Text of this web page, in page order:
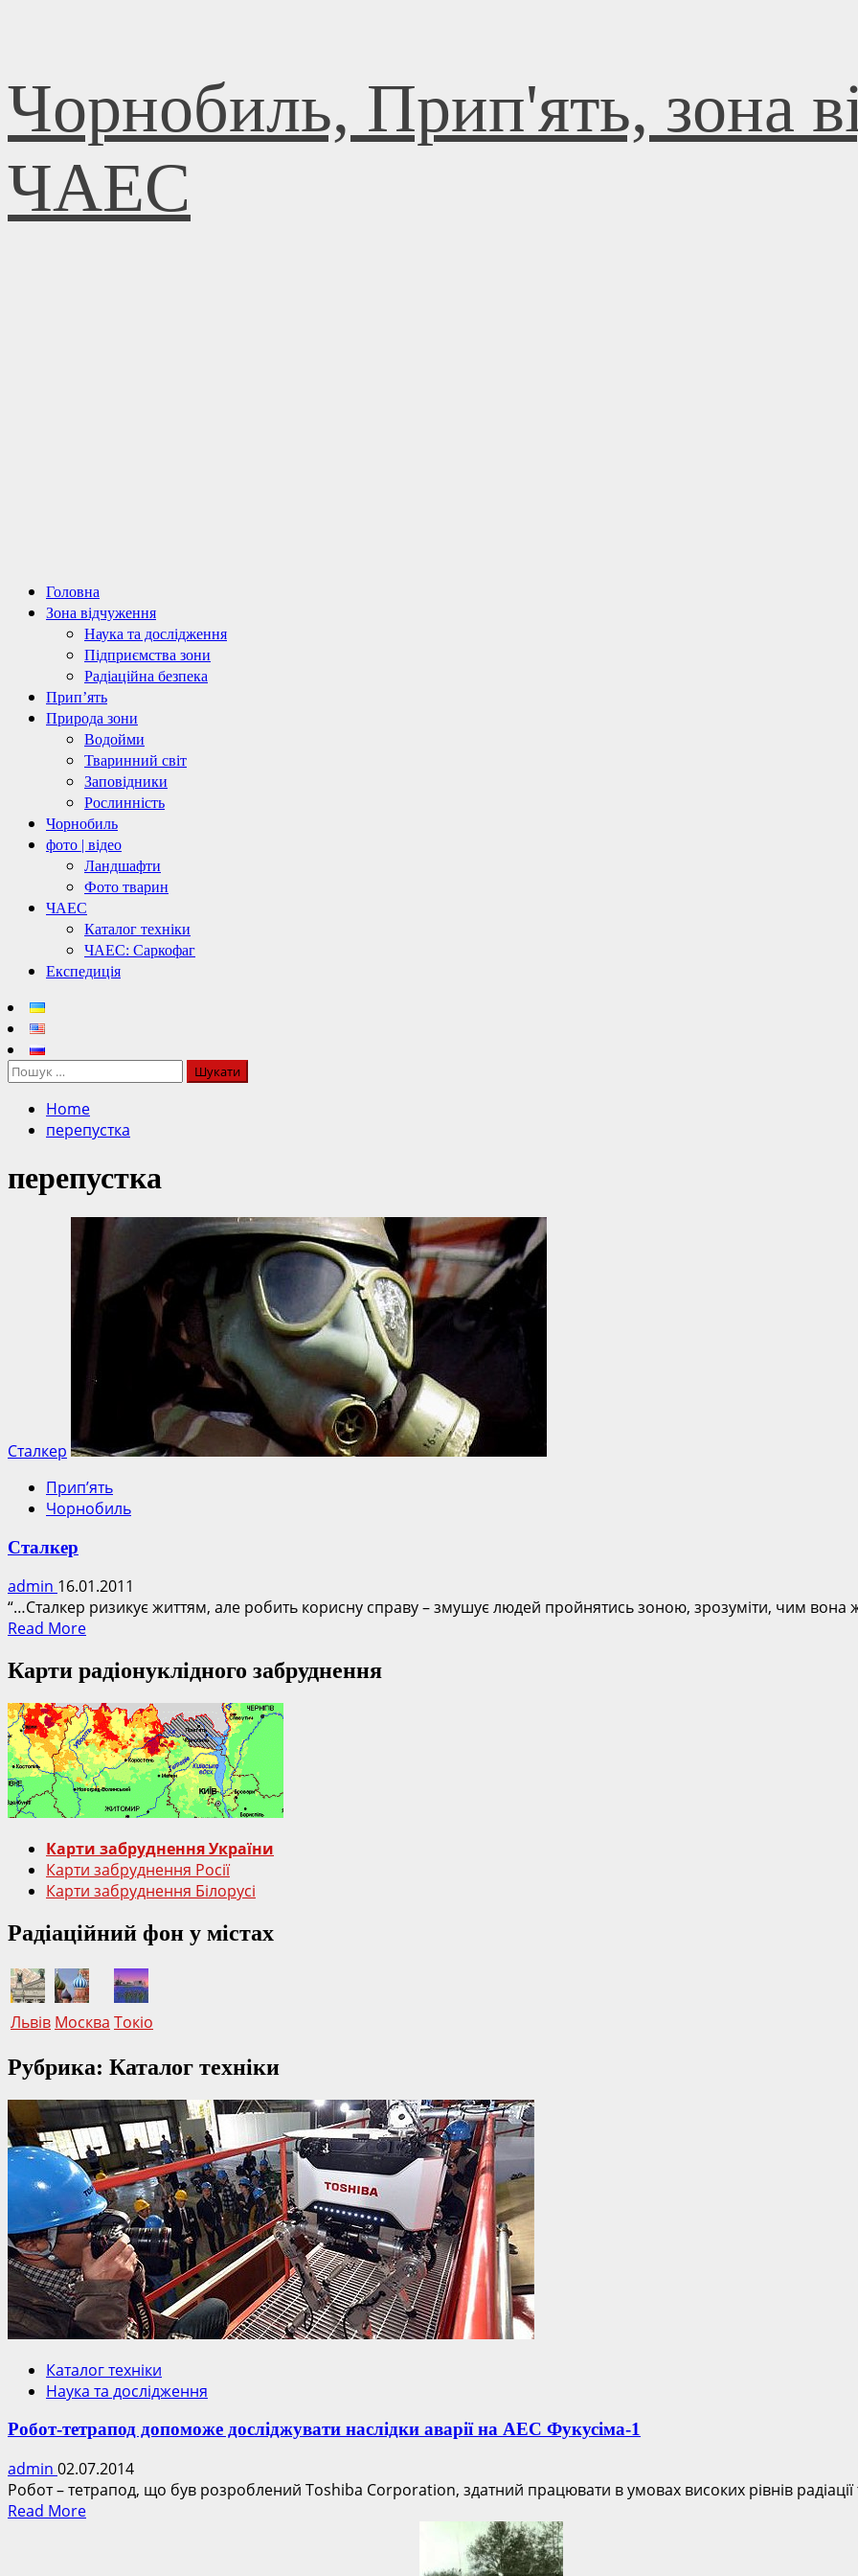
to
content
Чорнобиль, Прип'ять, зона
ЧАЕС
Primary
Menu
Головна
Зона відчуження
Наука та дослідження
Підприємства зони
Радіаційна безпека
Прип’ять
Природа зони
Водойми
Тваринний світ
Заповідники
Рослинність
Чорнобиль
фото | відео
Ландшафти
Фото тварин
ЧАЕС
Каталог техніки
ЧАЕС: Саркофаг
Експедиція
Пошук:
Home
перепустка
перепустка
Сталкер
Прип’ять
Чорнобиль
Сталкер
admin 16.01.2011
“…Сталкер ризикує життям, але робить корисну справу – змушує людей пройнятись зоною, зрозуміти, чим вона
Read MoreRead
about
Карти радіонуклідного забруднення
Карти забруднення України
Карти забруднення Росії
Карти забруднення Білорусі
Радіаційний фон у містах
Львів Москва Токіо
Рубрика: Каталог техніки
Каталог техніки
Наука та дослідження
Робот-тетрапод допоможе досліджувати наслідки аварії на АЕС Фукусіма-1
admin 02.07.2014
Робот – тетрапод, що був розроблений Toshiba Corporation, здатний працювати в умовах високих рівнів
Read MoreRead